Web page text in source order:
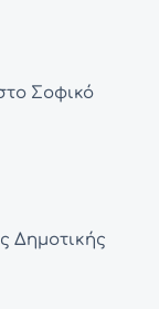
Σοφικό
Δημοτικής